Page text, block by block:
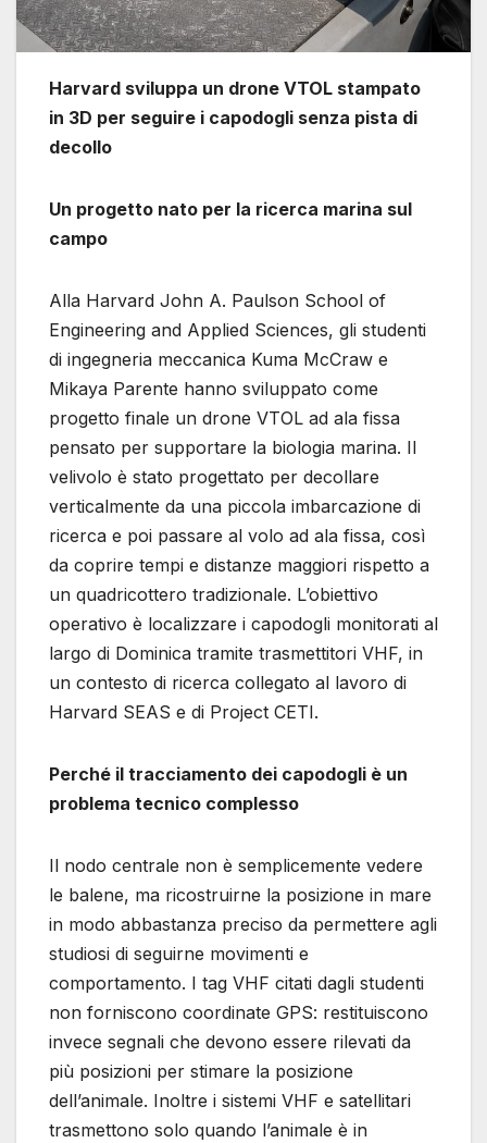
Harvard sviluppa un drone VTOL stampato
in 3D per seguire i capodogli senza pista di
decollo
Un progetto nato per la ricerca marina sul
campo
Alla Harvard John A. Paulson School of
Engineering and Applied Sciences, gli studenti
di ingegneria meccanica Kuma McCraw e
Mikaya Parente hanno sviluppato come
progetto finale un drone VTOL ad ala fissa
pensato per supportare la biologia marina. Il
velivolo è stato progettato per decollare
verticalmente da una piccola imbarcazione di
ricerca e poi passare al volo ad ala fissa, così
da coprire tempi e distanze maggiori rispetto a
un quadricottero tradizionale. L’obiettivo
operativo è localizzare i capodogli monitorati al
largo di Dominica tramite trasmettitori VHF, in
un contesto di ricerca collegato al lavoro di
Harvard SEAS e di Project CETI.
Perché il tracciamento dei capodogli è un
problema tecnico complesso
Il nodo centrale non è semplicemente vedere
le balene, ma ricostruirne la posizione in mare
in modo abbastanza preciso da permettere agli
studiosi di seguirne movimenti e
comportamento. I tag VHF citati dagli studenti
non forniscono coordinate GPS: restituiscono
invece segnali che devono essere rilevati da
più posizioni per stimare la posizione
dell’animale. Inoltre i sistemi VHF e satellitari
trasmettono solo quando l’animale è in